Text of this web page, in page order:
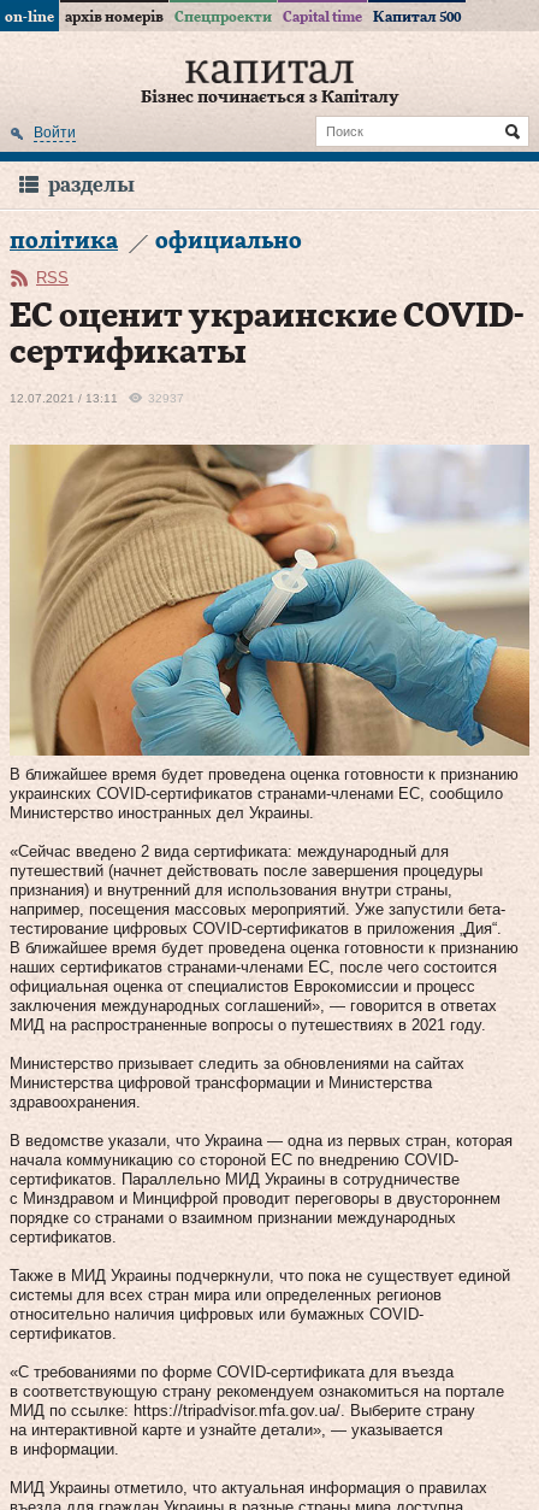
on-line архів номерів Спецпроекти Capital time Капитал 500
Бізнес починається з Капіталу
Войти
разделы
політика официально
RSS
ЕС оценит украинские COVID-
сертификаты
12.07.2021 / 13:11 32937
В ближайшее время будет проведена оценка готовности к признанию
украинских COVID-сертификатов странами-членами ЕС, сообщило
Министерство иностранных дел Украины.
«Сейчас введено 2 вида сертификата: международный для
путешествий (начнет действовать после завершения процедуры
признания) и внутренний для использования внутри страны,
например, посещения массовых мероприятий. Уже запустили бета-
тестирование цифровых COVID-сертификатов в приложения „Дия“.
В ближайшее время будет проведена оценка готовности к признанию
наших сертификатов странами-членами ЕС, после чего состоится
официальная оценка от специалистов Еврокомиссии и процесс
заключения международных соглашений», — говорится в ответах
МИД на распространенные вопросы о путешествиях в 2021 году.
Министерство призывает следить за обновлениями на сайтах
Министерства цифровой трансформации и Министерства
здравоохранения.
В ведомстве указали, что Украина — одна из первых стран, которая
начала коммуникацию со стороной ЕС по внедрению COVID-
сертификатов. Параллельно МИД Украины в сотрудничестве
с Минздравом и Минцифрой проводит переговоры в двустороннем
порядке со странами о взаимном признании международных
сертификатов.
Также в МИД Украины подчеркнули, что пока не существует единой
системы для всех стран мира или определенных регионов
относительно наличия цифровых или бумажных COVID-
сертификатов.
«С требованиями по форме COVID-сертификата для въезда
в соответствующую страну рекомендуем ознакомиться на портале
МИД по ссылке: https://tripadvisor.mfa.gov.ua/. Выберите страну
на интерактивной карте и узнайте детали», — указывается
в информации.
МИД Украины отметило, что актуальная информация о правилах